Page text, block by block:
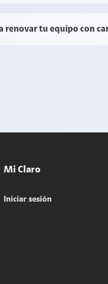
renovar tu equipo con
Mi Claro
Iniciar sesión